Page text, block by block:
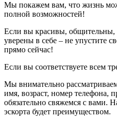
Мы покажем вам, что жизнь
полной возможностей!
Если вы красивы, общительны,
уверены в себе – не упустите
прямо сейчас!
Если вы соответствуете всем
Мы внимательно
имя, возраст, номер
обязательно свяжемся с вами.
эскорта будет преимуществом.